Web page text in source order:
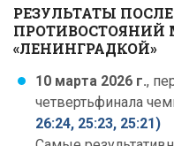
РЕЗУЛЬТАТЫ
ПРОТИВОСТОЯНИЙ
«ЛЕНИНГРАДКОЙ»
10 марта 2026 г.,
четвертьфинала
26:24, 25:23, 25:21)